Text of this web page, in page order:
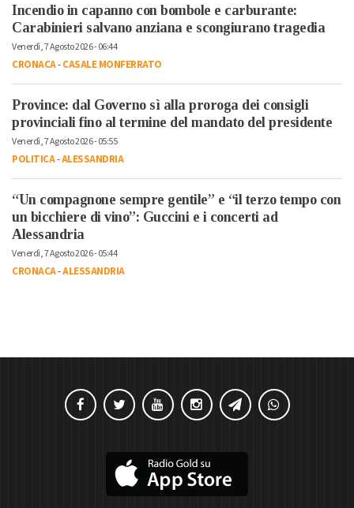
Incendio in capanno con bombole e carburante:
Carabinieri salvano anziana e scongiurano tragedia
Venerdì, 7 Agosto 2026 - 06:44
CRONACA-CASALE MONFERRATO
Province: dal Governo sì alla proroga dei consigli
provinciali fino al termine del mandato del presidente
Venerdì, 7 Agosto 2026 - 05:55
POLITICA-ALESSANDRIA
“Un compagnone sempre gentile” e “il terzo tempo con
un bicchiere di vino”: Guccini e i concerti ad
Alessandria
Venerdì, 7 Agosto 2026 - 05:44
CRONACA-ALESSANDRIA